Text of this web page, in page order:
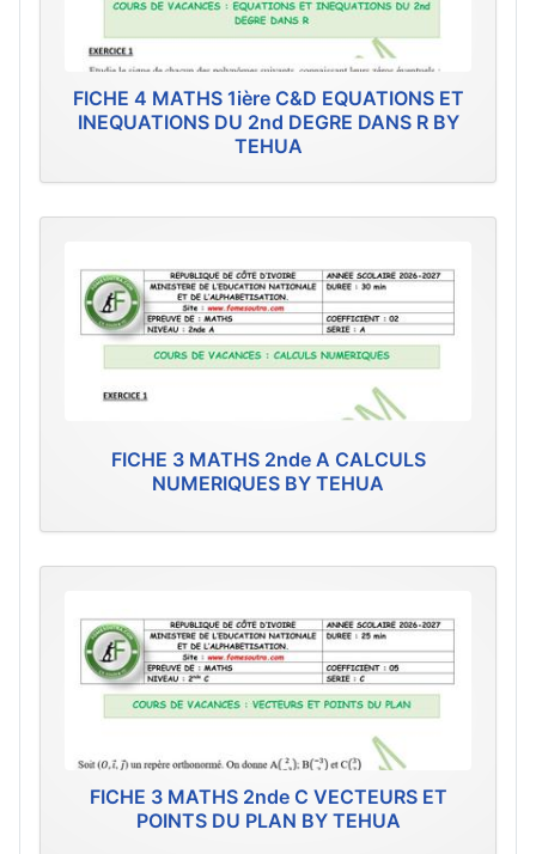
FICHE 4 MATHS 1ière C&D EQUATIONS ET
INEQUATIONS DU 2nd DEGRE DANS R BY
TEHUA
FICHE 3 MATHS 2nde A CALCULS
NUMERIQUES BY TEHUA
FICHE 3 MATHS 2nde C VECTEURS ET
POINTS DU PLAN BY TEHUA